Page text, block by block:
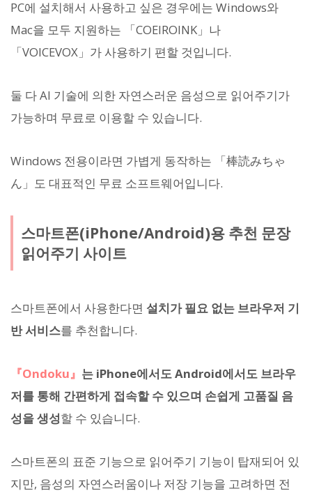
PC에 설치해서 사용하고 싶은 경우에는 Windows와
Mac을 모두 지원하는 「COEIROINK」나
「VOICEVOX」가 사용하기 편할 것입니다.
둘 다 AI 기술에 의한 자연스러운 음성으로 읽어주기가
가능하며 무료로 이용할 수 있습니다.
Windows 전용이라면 가볍게 동작하는 「棒読みちゃ
ん」도 대표적인 무료 소프트웨어입니다.
스마트폰(iPhone/Android)용 추천 문장
읽어주기 사이트
스마트폰에서 사용한다면 설치가 필요 없는 브라우저 기
반 서비스를 추천합니다.
『Ondoku』 는 iPhone에서도 Android에서도 브라우
저를 통해 간편하게 접속할 수 있으며 손쉽게 고품질 음
성을 생성할 수 있습니다.
스마트폰의 표준 기능으로 읽어주기 기능이 탑재되어 있
지만, 음성의 자연스러움이나 저장 기능을 고려하면 전